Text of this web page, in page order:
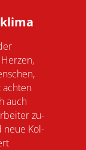
achten
auch
zu­
neue Kol­